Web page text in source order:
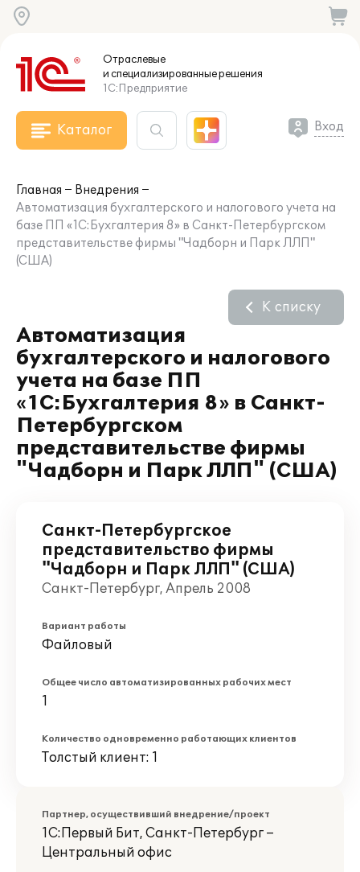
Отраслевые
и специализированныерешения
1С:Предприятие
Каталог Вход
Главная
Внедрения
Автоматизация бухгалтерского и налогового учета на
базе ПП «1C:Бухгалтерия 8» в Санкт-Петербургском
представительстве фирмы "Чадборн и Парк ЛЛП"
(США)
Автоматизация
бухгалтерского и налогового
учета на базе ПП
«1C:Бухгалтерия 8» в Санкт-
Петербургском
представительстве фирмы
"Чадборн и Парк ЛЛП" (США)
К списку
Санкт-Петербургское
представительство фирмы
"Чадборн и Парк ЛЛП" (США)
Санкт-Петербург, Апрель 2008
Вариант работы
Файловый
Общее число автоматизированных рабочих мест
1
Количество одновременно работающих клиентов
Толстый клиент: 1
Партнер, осуществивший внедрение/проект
1С:Первый Бит, Санкт-Петербург –
Центральный офис